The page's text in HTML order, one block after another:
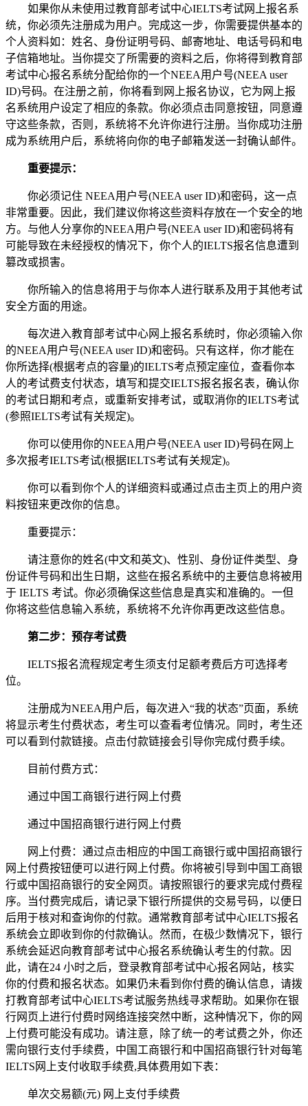
如果你从未使用过教育部考试中心IELTS考试网上报名系
统，你必须先注册成为用户。完成这一步，你需要提供基本的
个人资料如：姓名、身份证明号码、邮寄地址、电话号码和电
子信箱地址。当你提交了所需要的资料之后，你将得到教育部
考试中心报名系统分配给你的一个NEEA用户号(NEEA user
ID)号码。在注册之前，你将看到网上报名协议，它为网上报
名系统用户设定了相应的条款。你必须点击同意按钮，同意遵
守这些条款，否则，系统将不允许你进行注册。当你成功注册
成为系统用户后，系统将向你的电子邮箱发送一封确认邮件。
重要提示：
你必须记住 NEEA用户号(NEEA user ID)和密码，这一点
非常重要。因此，我们建议你将这些资料存放在一个安全的地
方。与他人分享你的NEEA用户号(NEEA user ID)和密码将有
可能导致在未经授权的情况下，你个人的IELTS报名信息遭到
篡改或损害。
你所输入的信息将用于与你本人进行联系及用于其他考试
安全方面的用途。
每次进入教育部考试中心网上报名系统时，你必须输入你
的NEEA用户号(NEEA user ID)和密码。只有这样，你才能在
你所选择(根据考点的容量)的IELTS考点预定座位，查看你本
人的考试费支付状态，填写和提交IELTS报名报名表，确认你
的考试日期和考点，或重新安排考试，或取消你的IELTS考试
(参照IELTS考试有关规定)。
你可以使用你的NEEA用户号(NEEA user ID)号码在网上
多次报考IELTS考试(根据IELTS考试有关规定)。
你可以看到你个人的详细资料或通过点击主页上的用户资
料按钮来更改你的信息。
重要提示：
请注意你的姓名(中文和英文)、性别、身份证件类型、身
份证件号码和出生日期，这些在报名系统中的主要信息将被用
于 IELTS 考试。你必须确保这些信息是真实和准确的。一但
你将这些信息输入系统，系统将不允许你再更改这些信息。
第二步：预存考试费
IELTS报名流程规定考生须支付足额考费后方可选择考
位。
注册成为NEEA用户后，每次进入“我的状态”页面，系统
将显示考生付费状态，考生可以查看考位情况。同时，考生还
可以看到付款链接。点击付款链接会引导你完成付费手续。
目前付费方式：
通过中国工商银行进行网上付费
通过中国招商银行进行网上付费
网上付费：通过点击相应的中国工商银行或中国招商银行
网上付费按钮便可以进行网上付费。你将被引导到中国工商银
行或中国招商银行的安全网页。请按照银行的要求完成付费程
序。当付费完成后，请记录下银行所提供的交易号码，以便日
后用于核对和查询你的付款。通常教育部考试中心IELTS报名
系统会立即收到你的付款确认。然而，在极少数情况下，银行
系统会延迟向教育部考试中心报名系统确认考生的付款。因
此，请在24 小时之后，登录教育部考试中心报名网站，核实
你的付费和报名状态。如果仍未看到你付费的确认信息，请拨
打教育部考试中心IELTS考试服务热线寻求帮助。如果你在银
行网页上进行付费时网络连接突然中断，这种情况下，你的网
上付费可能没有成功。请注意，除了统一的考试费之外，你还
需向银行支付手续费，中国工商银行和中国招商银行针对每笔
IELTS网上支付收取手续费,具体费用如下表：
单次交易额(元) 网上支付手续费